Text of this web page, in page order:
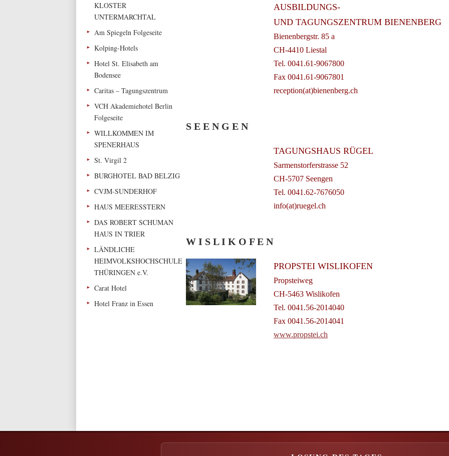
KLOSTER
UNTERMARCHTAL
Am Spiegeln Folgeseite
Kolping-Hotels
Hotel St. Elisabeth am
Bodensee
Caritas – Tagungszentrum
VCH Akademiehotel Berlin
Folgeseite
WILLKOMMEN IM
SPENERHAUS
St. Virgil 2
BURGHOTEL BAD BELZIG
CVJM-SUNDERHOF
HAUS MEERESSTERN
DAS ROBERT SCHUMAN
HAUS IN TRIER
LÄNDLICHE
HEIMVOLKSHOCHSCHULE
THÜRINGEN e.V.
Carat Hotel
Hotel Franz in Essen
AUSBILDUNGS-
UND TAGUNGSZENTRUM BIENENBERG
Bienenbergstr. 85 a
CH-4410 Liestal
Tel. 0041.61-9067800
Fax 0041.61-9067801
reception(at)bienenberg.ch
S E E N G E N
TAGUNGSHAUS RÜGEL
Sarmenstorferstrasse 52
CH-5707 Seengen
Tel. 0041.62-7676050
info(at)ruegel.ch
W I S L I K O F E N
PROPSTEI WISLIKOFEN
Propsteiweg
CH-5463 Wislikofen
Tel. 0041.56-2014040
Fax 0041.56-2014041
www.propstei.ch